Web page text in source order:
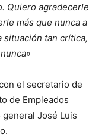
Quiero agradecerle
más que nunca a
situación tan crítica,
»
el secretario de
de Empleados
José Luis